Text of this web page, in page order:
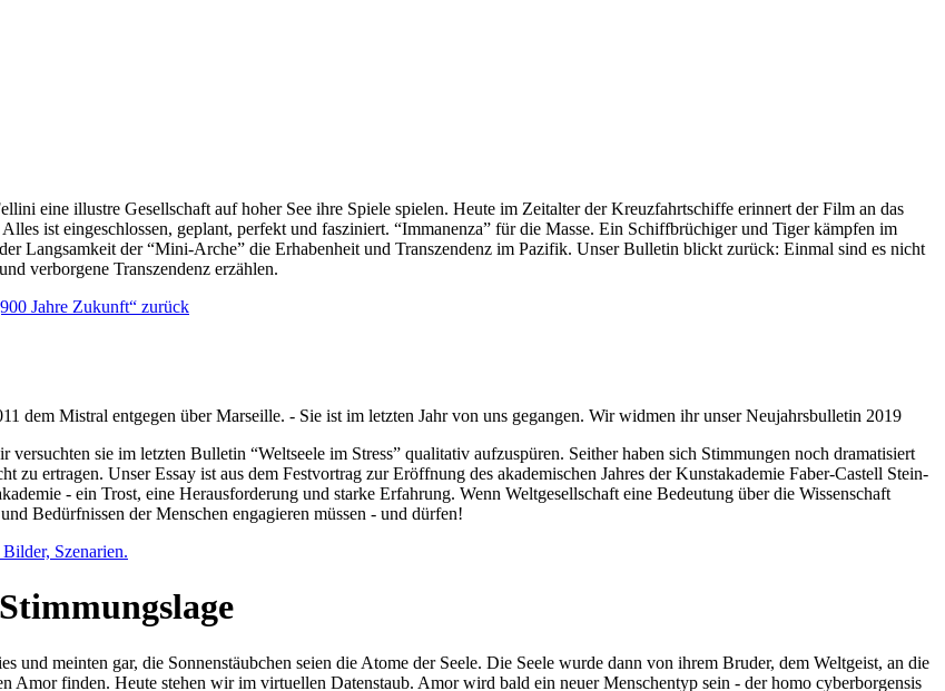
eine illustre Gesellschaft auf hoher See ihre Spiele spielen. Heute im Zeitalter der Kreuzfahrtschiffe erinnert der Film an das
ist eingeschlossen, geplant, perfekt und fasziniert. “Immanenza” für die Masse. Ein Schiffbrüchiger und Tiger kämpfen im
Langsamkeit der “Mini-Arche” die Erhabenheit und Transzendenz im Pazifik. Unser Bulletin blickt zurück: Einmal sind es nicht
verborgene Transzendenz erzählen.
Jahre Zukunft“ zurück
dem Mistral entgegen über Marseille. - Sie ist im letzten Jahr von uns gegangen. Wir widmen ihr unser Neujahrsbulletin 2019
sie im letzten Bulletin “Weltseele im Stress” qualitativ aufzuspüren. Seither haben sich Stimmungen noch dramatisiert
ertragen. Unser Essay ist aus dem Festvortrag zur Eröffnung des akademischen Jahres der Kunstakademie Faber-Castell Stein-
- ein Trost, eine Herausforderung und starke Erfahrung. Wenn Weltgesellschaft eine Bedeutung über die Wissenschaft
Bedürfnissen der Menschen engagieren müssen - und dürfen!
Szenarien.
und meinten gar, die Sonnenstäubchen seien die Atome der Seele. Die Seele wurde dann von ihrem Bruder, dem Weltgeist, an die
Amor finden. Heute stehen wir im virtuellen Datenstaub. Amor wird bald ein neuer Menschentyp sein - der homo cyberborgensis